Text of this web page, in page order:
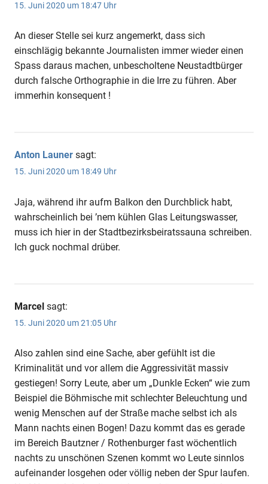
15. Juni 2020 um 18:47 Uhr
An dieser Stelle sei kurz angemerkt, dass sich
einschlägig bekannte Journalisten immer wieder einen
Spass daraus machen, unbescholtene Neustadtbürger
durch falsche Orthographie in die Irre zu führen. Aber
immerhin konsequent !
Anton Launer sagt:
15. Juni 2020 um 18:49 Uhr
Jaja, während ihr aufm Balkon den Durchblick habt,
wahrscheinlich bei ’nem kühlen Glas Leitungswasser,
muss ich hier in der Stadtbezirksbeiratssauna schreiben.
Ich guck nochmal drüber.
Marcel sagt:
15. Juni 2020 um 21:05 Uhr
Also zahlen sind eine Sache, aber gefühlt ist die
Kriminalität und vor allem die Aggressivität massiv
gestiegen! Sorry Leute, aber um „Dunkle Ecken“ wie zum
Beispiel die Böhmische mit schlechter Beleuchtung und
wenig Menschen auf der Straße mache selbst ich als
Mann nachts einen Bogen! Dazu kommt das es gerade
im Bereich Bautzner / Rothenburger fast wöchentlich
nachts zu unschönen Szenen kommt wo Leute sinnlos
aufeinander losgehen oder völlig neben der Spur laufen.